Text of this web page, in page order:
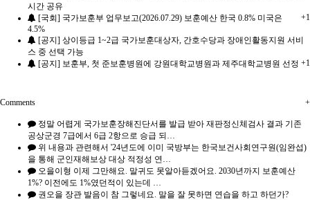
시간 공유
+1
[국회] 국가보훈부 업무보고(2026.07.29) 보훈예산 한국 0.8% 미국은
4.5%
[공지] 상이등급 1~2급 국가보훈대상자, 간호수당과 장애인활동지원 서비
스 중 선택 가능
+1
[공지] 보훈부, 첫 준보훈병원에 강원대학교병원과 제주대학교병원 선정
+
Comments
정말 어렵게 국가보훈장해진단서를 발급 받아 재판정신체검사 결과 기존
공상군경 7급에서 6급 2항으로 승급 되…
위 내용과 관련해서 '24년도에 이미 국방부는 한국보건사회연구원(임완섭)
을 통해 군인재해보상 대상 적정성 연…
오을이형 이제 그만해요. 말귀도 못알아듣겠어요. 2030년까지 보훈예산
1%? 이전에도 1%였던적이 있는데 …
권오을 장관 발음이 참 그렇네요. 말을 잘 못하면 연습을 하고 하던가?